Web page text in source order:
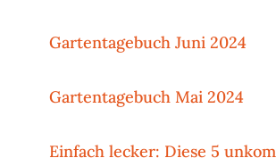
Gartentagebuch Juni 2024
Gartentagebuch Mai 2024
Einfach lecker: Diese 5